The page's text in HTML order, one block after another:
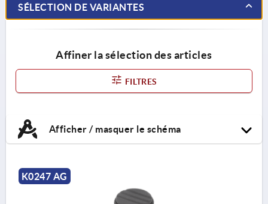
SÉLECTION DE VARIANTES
Affiner la sélection des articles
FILTRES
Afficher / masquer le schéma
K0247 AG